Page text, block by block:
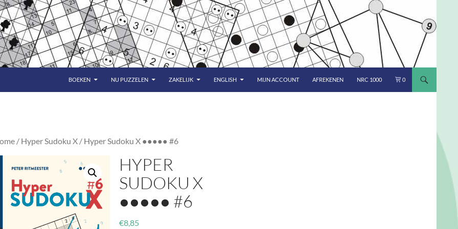
BOEKEN NU PUZZELEN ZAKELIJK ENGLISH MIJN ACCOUNT AFREKENEN NRC 1000 0
/ Hyper Sudoku X / Hyper Sudoku X ●●●●● #6
HYPER
SUDOKU X
●●●●● #6
€8,85